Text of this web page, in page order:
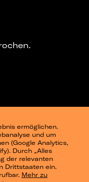
ermöglichen.
und um
(Google Analytics,
Durch „Alles
der relevanten
Drittstaaten ein.
Mehr zu